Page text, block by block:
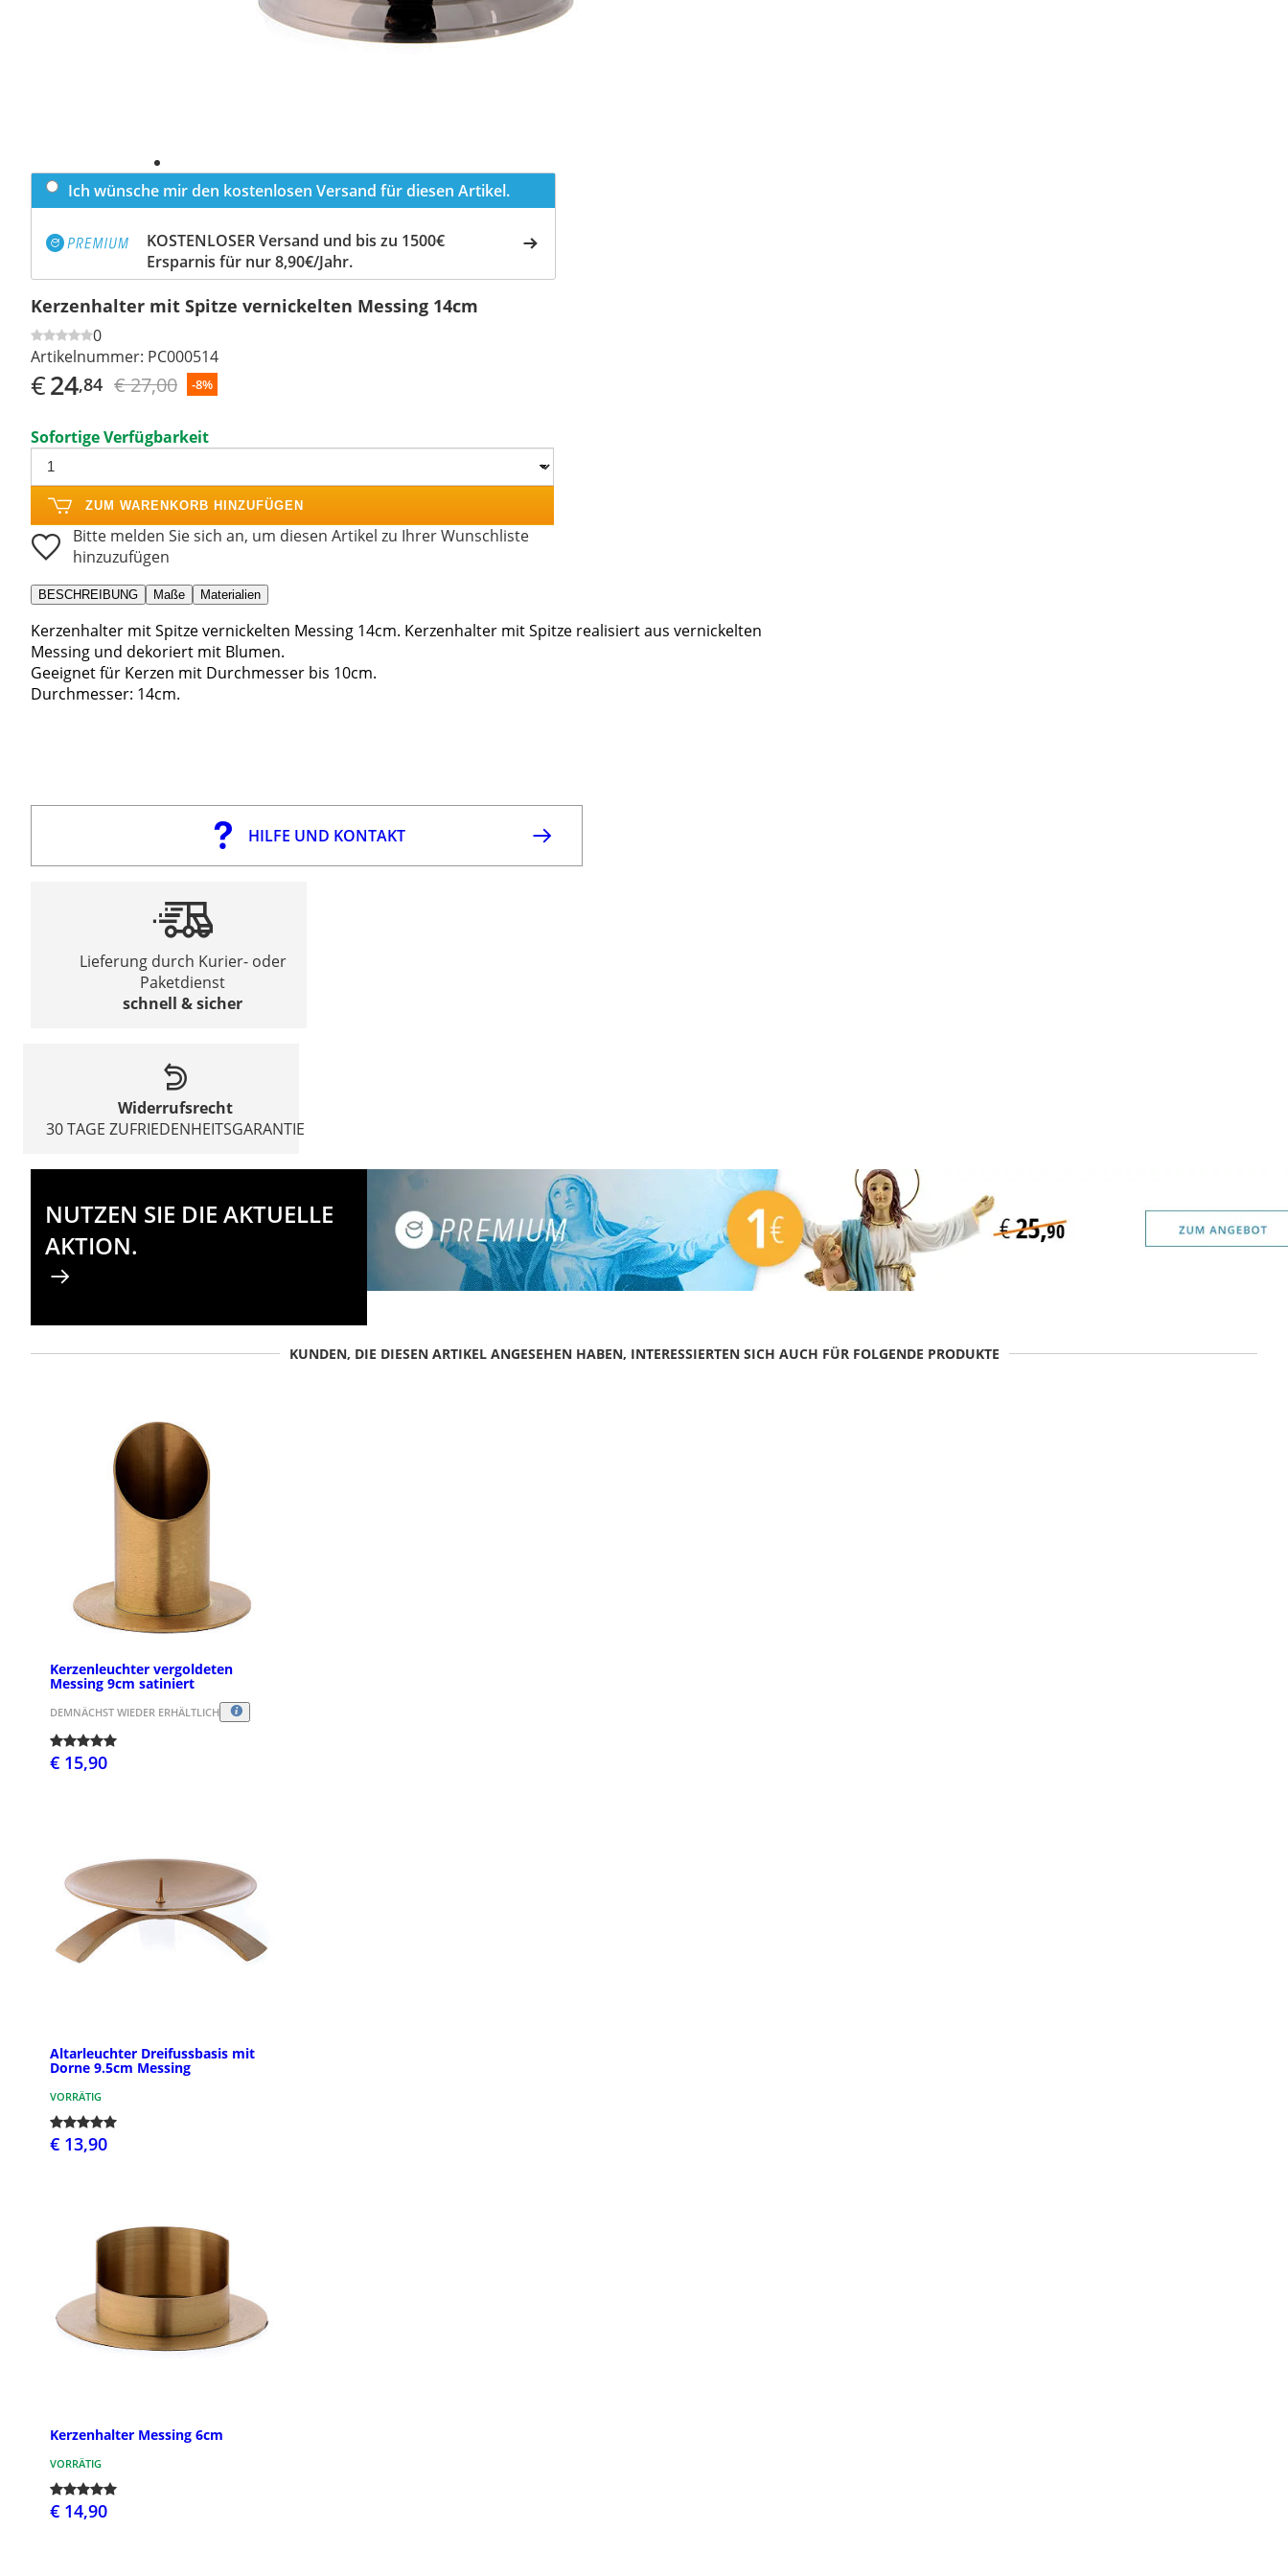
Ich wünsche mir den kostenlosen Versand für diesen Artikel.
KOSTENLOSER Versand und bis zu 1500€
Ersparnis für nur 8,90€/Jahr.
Kerzenhalter mit Spitze vernickelten Messing 14cm
0
Artikelnummer: PC000514
€24,84 € 27,00 -8%
Sofortige Verfügbarkeit
ZUM WARENKORB HINZUFÜGEN
Bitte melden Sie sich an, um diesen Artikel zu Ihrer Wunschliste
hinzuzufügen
BESCHREIBUNG Maße Materialien
Kerzenhalter mit Spitze vernickelten Messing 14cm. Kerzenhalter mit Spitze realisiert aus vernickelten
Messing und dekoriert mit Blumen.
Geeignet für Kerzen mit Durchmesser bis 10cm.
Durchmesser: 14cm.
HILFE UND KONTAKT
Lieferung durch Kurier- oder
Paketdienst
schnell & sicher
Widerrufsrecht
30 TAGE ZUFRIEDENHEITSGARANTIE
NUTZEN SIE DIE AKTUELLE
AKTION.
KUNDEN, DIE DIESEN ARTIKEL ANGESEHEN HABEN, INTERESSIERTEN SICH AUCH FÜR FOLGENDE PRODUKTE
Kerzenleuchter vergoldeten
Messing 9cm satiniert
DEMNÄCHST WIEDER ERHÄLTLICH
€ 15,90
Altarleuchter Dreifussbasis mit
Dorne 9.5cm Messing
VORRÄTIG
€ 13,90
Kerzenhalter Messing 6cm
VORRÄTIG
€ 14,90